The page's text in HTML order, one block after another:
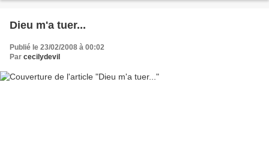
Dieu m'a tuer...
Publié le 23/02/2008 à 00:02
Par cecilydevil